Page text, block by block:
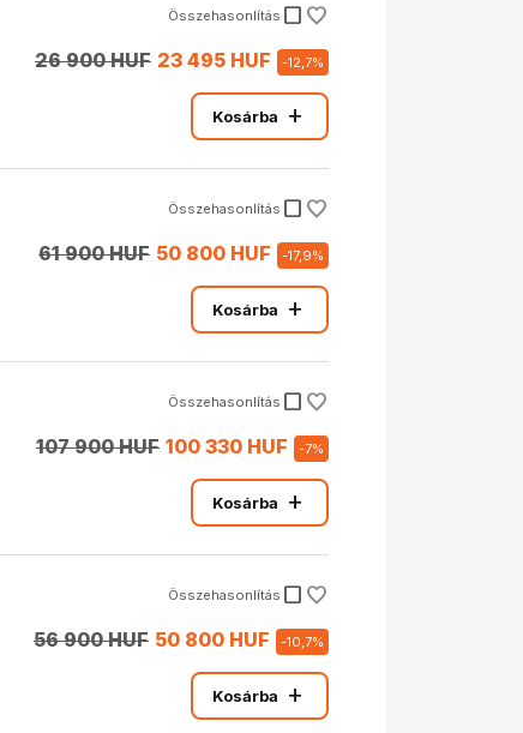
Összehasonlítás check_box_outline_blank
26 900 HUF 23 495 HUF -12,7%
Kosárba add
Összehasonlítás check_box_outline_blank
61 900 HUF 50 800 HUF -17,9%
Kosárba add
Összehasonlítás check_box_outline_blank
107 900 HUF 100 330 HUF -7%
Kosárba add
Összehasonlítás check_box_outline_blank
56 900 HUF 50 800 HUF -10,7%
Kosárba add